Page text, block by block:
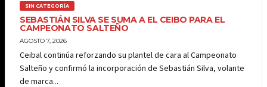
SIN CATEGORÍA
SEBASTIÁN SILVA SE SUMA A EL CEIBO PARA EL
CAMPEONATO SALTEÑO
AGOSTO 7, 2026
Ceibal continúa reforzando su plantel de cara al Campeonato
Salteño y confirmó la incorporación de Sebastián Silva, volante
de marca...